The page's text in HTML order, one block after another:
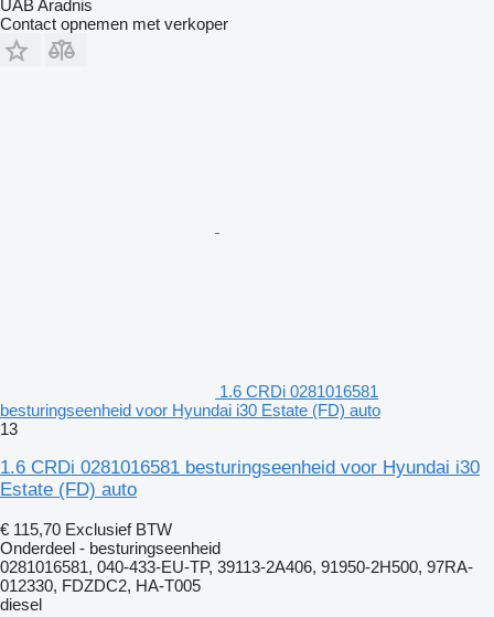
UAB Aradnis
Contact opnemen met verkoper
1.6 CRDi 0281016581
besturingseenheid voor Hyundai i30 Estate (FD) auto
13
1.6 CRDi 0281016581 besturingseenheid voor Hyundai i30
Estate (FD) auto
€ 115,70 Exclusief BTW
Onderdeel - besturingseenheid
0281016581, 040-433-EU-TP, 39113-2A406, 91950-2H500, 97RA-
012330, FDZDC2, HA-T005
diesel